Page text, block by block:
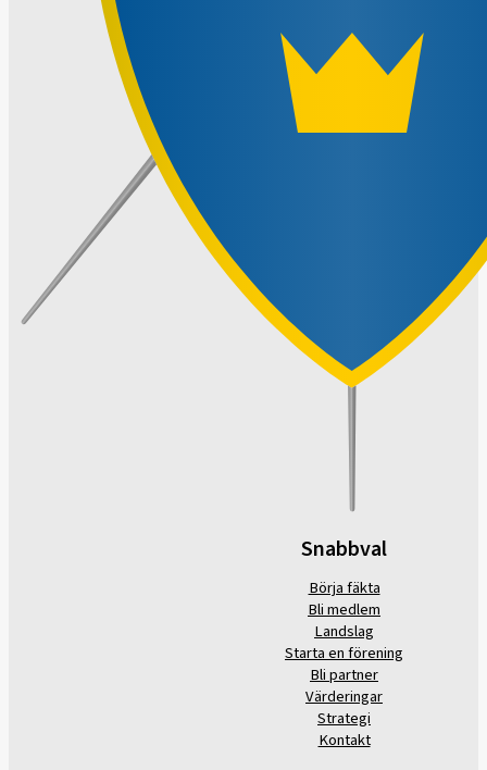
Snabbval
Börja fäkta
Bli medlem
Landslag
Starta en förening
Bli partner
Värderingar
Strategi
Kontakt